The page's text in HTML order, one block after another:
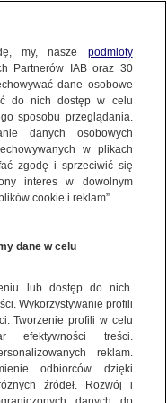
działania sądów
usług
my, nasze podmioty
Partnerów IAB oraz 30
dane osobowe
do nich dostęp w celu
sposobu przeglądania.
danych osobowych
w plikach
zgodę i sprzeciwić się
interes w dowolnym
cookie i reklam”.
dane w celu
lub dostęp do nich.
Wykorzystywanie profili
Tworzenie profili w celu
efektywności treści.
reklam.
odbiorców dzięki
źródeł. Rozwój i